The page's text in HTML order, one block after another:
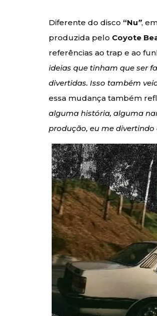
Diferente do disco “Nu”,
produzida pelo Coyote
referências ao trap e ao
ideias que tinham que ser
divertidas. Isso também
essa mudança também
alguma história, alguma
produção, eu me